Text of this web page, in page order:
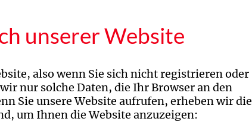
unserer Website
also wenn Sie sich nicht registrieren oder
nur solche Daten, die Ihr Browser an den
Sie unsere Website aufrufen, erheben wir die
um Ihnen die Website anzuzeigen: